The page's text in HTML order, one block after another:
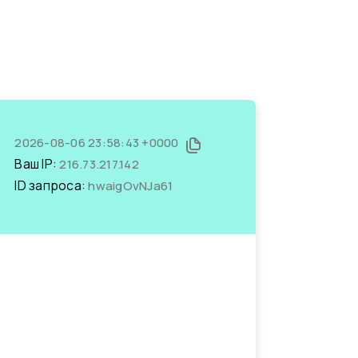
2026-08-06 23:58:43 +0000
Ваш IP:216.73.217.142
ID запроса:hwaigOvNJa61